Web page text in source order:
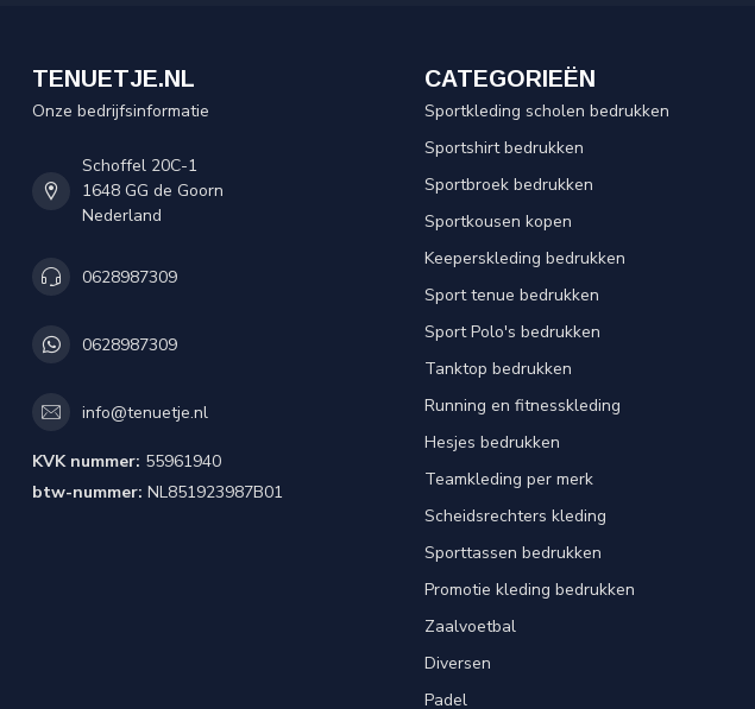
TENUETJE.NL
Onze bedrijfsinformatie
Schoffel 20C-1
1648 GG de Goorn
Nederland
0628987309
0628987309
info@tenuetje.nl
KVK nummer: 55961940
btw-nummer: NL851923987B01
CATEGORIEËN
Sportkleding scholen bedrukken
Sportshirt bedrukken
Sportbroek bedrukken
Sportkousen kopen
Keeperskleding bedrukken
Sport tenue bedrukken
Sport Polo's bedrukken
Tanktop bedrukken
Running en fitnesskleding
Hesjes bedrukken
Teamkleding per merk
Scheidsrechters kleding
Sporttassen bedrukken
Promotie kleding bedrukken
Zaalvoetbal
Diversen
Padel